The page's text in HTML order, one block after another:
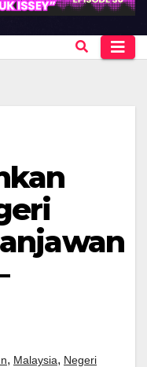
, Malaysia, Negeri